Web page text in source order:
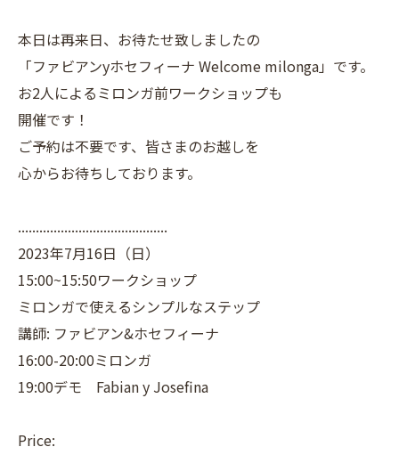
本日は再来日、お待たせ致しましたの
「ファビアンyホセフィーナ Welcome milonga」です。
お2人によるミロンガ前ワークショップも
開催です！
ご予約は不要です、皆さまのお越しを
心からお待ちしております。
..........................................
2023年7月16日（日）
15:00~15:50ワークショップ
ミロンガで使えるシンプルなステップ
講師: ファビアン&ホセフィーナ
16:00-20:00ミロンガ
19:00デモ Fabian y Josefina
Price: